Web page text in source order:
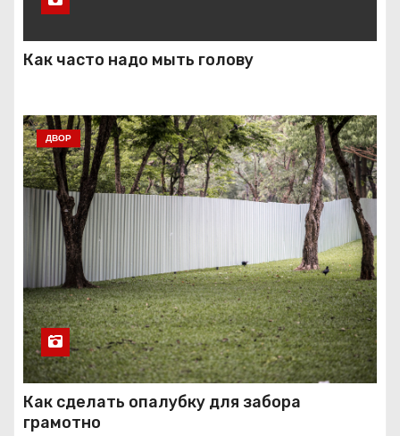
Как часто надо мыть голову
ДВОР
Как сделать опалубку для забора
грамотно